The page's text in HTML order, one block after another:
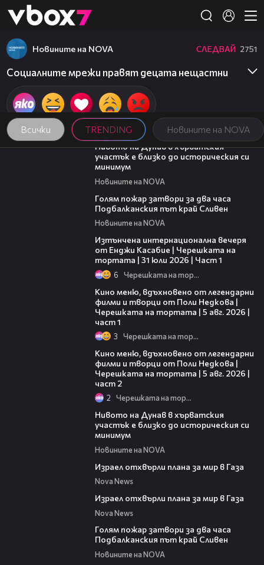
👾
Всички TRENDING Новините на NOVA
Новините на NOVA СЛЕДВАЙ 2751
Социалните мрежи правят децата нещастни
05:15
Нивото на Дунав в хърватския
участък е близко до историческия си
минимум
Новините на NOVA
Голям пожар затвори за два часа
Подбалканския път край Сливен
Новините на NOVA
Изтънчена интернационална вечеря
от Енджи Касабие | Черешката на
тортата | 31 юли 2026 | Част 1
6 Черешката на тортата
Кино меню, вдъхновено от легендарни
филми и творци от Поли Недкова |
Черешката на тортата | 5 авг. 2026 |
част 1
3 Черешката на тортата
Кино меню, вдъхновено от легендарни
филми и творци от Поли Недкова |
Черешката на тортата | 5 авг. 2026 |
част 2
2 Черешката на тортата
Нивото на Дунав в хърватския
участък е близко до историческия си
минимум
Новините на NOVA
Израел отхвърли плана за мир в Газа
Nova News
Израел отхвърли плана за мир в Газа
Nova News
Голям пожар затвори за два часа
Подбалканския път край Сливен
Новините на NOVA